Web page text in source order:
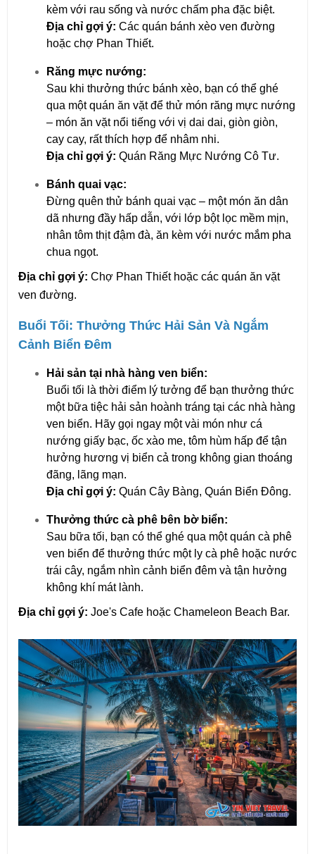
kèm với rau sống và nước chấm pha đặc biệt.
Địa chỉ gợi ý: Các quán bánh xèo ven đường
hoặc chợ Phan Thiết.
Răng mực nướng:
Sau khi thưởng thức bánh xèo, bạn có thể ghé
qua một quán ăn vặt để thử món răng mực nướng
– món ăn vặt nổi tiếng với vị dai dai, giòn giòn,
cay cay, rất thích hợp để nhâm nhi.
Địa chỉ gợi ý: Quán Răng Mực Nướng Cô Tư.
Bánh quai vạc:
Đừng quên thử bánh quai vạc – một món ăn dân
dã nhưng đầy hấp dẫn, với lớp bột lọc mềm mịn,
nhân tôm thịt đậm đà, ăn kèm với nước mắm pha
chua ngọt.
Địa chỉ gợi ý: Chợ Phan Thiết hoặc các quán ăn vặt
ven đường.
Buổi Tối: Thưởng Thức Hải Sản Và Ngắm
Cảnh Biển Đêm
Hải sản tại nhà hàng ven biển:
Buổi tối là thời điểm lý tưởng để bạn thưởng thức
một bữa tiệc hải sản hoành tráng tại các nhà hàng
ven biển. Hãy gọi ngay một vài món như cá
nướng giấy bạc, ốc xào me, tôm hùm hấp để tận
hưởng hương vị biển cả trong không gian thoáng
đãng, lãng mạn.
Địa chỉ gợi ý: Quán Cây Bàng, Quán Biển Đông.
Thưởng thức cà phê bên bờ biển:
Sau bữa tối, bạn có thể ghé qua một quán cà phê
ven biển để thưởng thức một ly cà phê hoặc nước
trái cây, ngắm nhìn cảnh biển đêm và tận hưởng
không khí mát lành.
Địa chỉ gợi ý: Joe's Cafe hoặc Chameleon Beach Bar.